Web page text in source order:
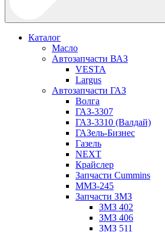
Каталог
Масло
Автозапчасти ВАЗ
VESTA
Largus
Автозапчасти ГАЗ
Волга
ГАЗ-3307
ГАЗ-3310 (Валдай)
ГАЗель-Бизнес
Газель
NEXT
Крайслер
Запчасти Cummins
ММЗ-245
Запчасти ЗМЗ
ЗМЗ 402
ЗМЗ 406
ЗМЗ 511